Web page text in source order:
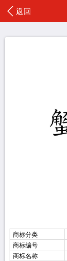
返回
商标分类
商标编号
商标名称